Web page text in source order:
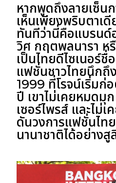
หากพูดถึงลายเซ็น
เห็นเพียงพริบตาเ
ทันทีว่านี่คือแบรนด์
วิศ กฤตพลนารา ห
เป็นไทยดีไซเนอร์
แฟชั่นชาวไทยนึกถึ
1999 ที่โรจน์เริ่มก่
ปี เขาไม่เคยหมดมุ
เซอร์ไพรส์ และไม่
ดันวงการแฟชั่นไท
นานาชาติได้อย่างสู